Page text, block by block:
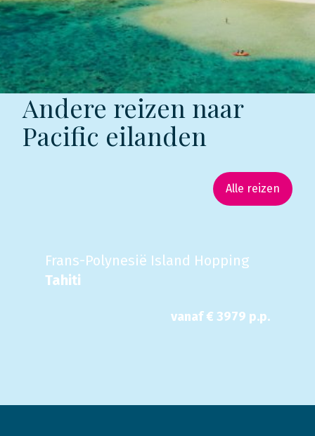
Andere reizen naar
Pacific eilanden
Alle reizen
Frans-Polynesië Island Hopping
Tahiti
vanaf € 3979 p.p.